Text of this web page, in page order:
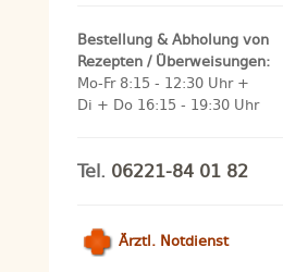
Bestellung & Abholung von
Rezepten / Überweisungen:
Mo-Fr 8:15 - 12:30 Uhr +
Di + Do 16:15 - 19:30 Uhr
Tel. 06221-84 01 82
Ärztl. Notdienst